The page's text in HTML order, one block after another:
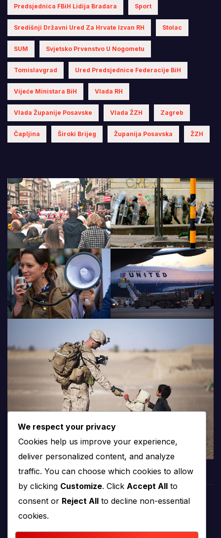
Predsjednica FBiH Lidija Bradara Sport
Središnji Državni Ured Za Hrvate Izvan RH Stolac
SUM Svjetsko Prvenstvo U Nogometu
Tomislavgrad Ured Predsjednice Federacije BiH
Vijeće Ministara BiH Vlada RH
Vlada Županije Posavske Vlada ŽZH Zagreb
Čapljina Široki Brijeg Županija Posavska ŽZH
We respect your privacy
Cookies help us improve your experience,
deliver personalized content, and analyze
traffic. You can choose which cookies to allow
by clicking Customize. Click Accept All to
consent or Reject All to decline non-essential
cookies.